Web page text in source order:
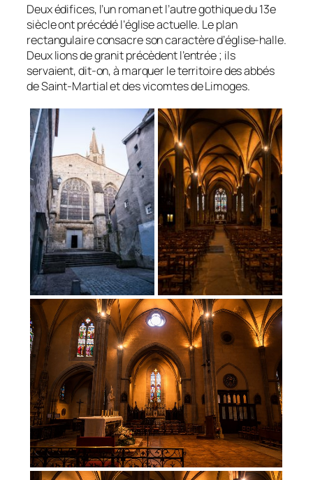
Deux édifices, l’un roman et l’autre gothique du 13e
siècle ont précédé l’église actuelle. Le plan
rectangulaire consacre son caractère d’église-halle.
Deux lions de granit précèdent l’entrée ; ils
servaient, dit-on, à marquer le territoire des abbés
de Saint-Martial et des vicomtes de Limoges.